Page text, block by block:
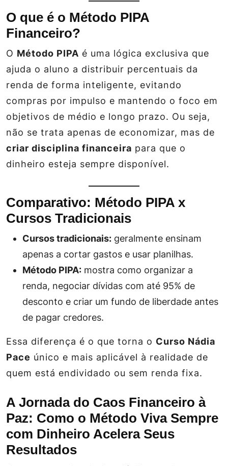
O que é o Método PIPA
Financeiro?
O Método PIPA é uma lógica exclusiva que
ajuda o aluno a distribuir percentuais da
renda de forma inteligente, evitando
compras por impulso e mantendo o foco em
objetivos de médio e longo prazo. Ou seja,
não se trata apenas de economizar, mas de
criar disciplina financeira para que o
dinheiro esteja sempre disponível.
Comparativo: Método PIPA x
Cursos Tradicionais
Cursos tradicionais: geralmente ensinam
apenas a cortar gastos e usar planilhas.
Método PIPA: mostra como organizar a
renda, negociar dívidas com até 95% de
desconto e criar um fundo de liberdade antes
de pagar credores.
Essa diferença é o que torna o Curso Nádia
Pace único e mais aplicável à realidade de
quem está endividado ou sem renda fixa.
A Jornada do Caos Financeiro à
Paz: Como o Método Viva Sempre
com Dinheiro Acelera Seus
Resultados